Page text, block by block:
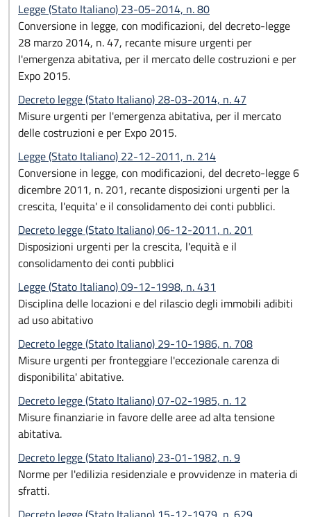
Legge (Stato Italiano) 23-05-2014, n. 80
Conversione in legge, con modificazioni, del decreto-legge
28 marzo 2014, n. 47, recante misure urgenti per
l'emergenza abitativa, per il mercato delle costruzioni e per
Expo 2015.
Decreto legge (Stato Italiano) 28-03-2014, n. 47
Misure urgenti per l'emergenza abitativa, per il mercato
delle costruzioni e per Expo 2015.
Legge (Stato Italiano) 22-12-2011, n. 214
Conversione in legge, con modificazioni, del decreto-legge 6
dicembre 2011, n. 201, recante disposizioni urgenti per la
crescita, l'equita' e il consolidamento dei conti pubblici.
Decreto legge (Stato Italiano) 06-12-2011, n. 201
Disposizioni urgenti per la crescita, l'equità e il
consolidamento dei conti pubblici
Legge (Stato Italiano) 09-12-1998, n. 431
Disciplina delle locazioni e del rilascio degli immobili adibiti
ad uso abitativo
Decreto legge (Stato Italiano) 29-10-1986, n. 708
Misure urgenti per fronteggiare l'eccezionale carenza di
disponibilita' abitative.
Decreto legge (Stato Italiano) 07-02-1985, n. 12
Misure finanziarie in favore delle aree ad alta tensione
abitativa.
Decreto legge (Stato Italiano) 23-01-1982, n. 9
Norme per l'edilizia residenziale e provvidenze in materia di
sfratti.